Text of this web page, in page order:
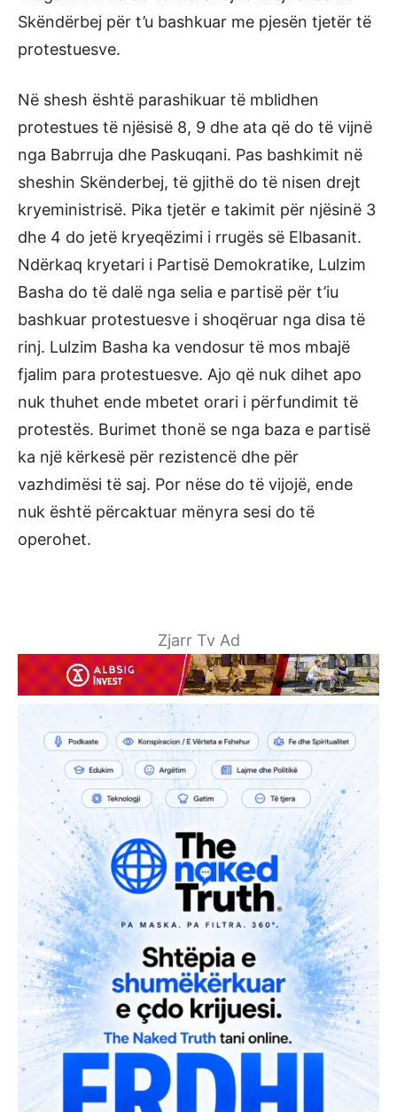
Skëndërbej për t’u bashkuar me pjesën tjetër të
protestuesve.
Në shesh është parashikuar të mblidhen
protestues të njësisë 8, 9 dhe ata që do të vijnë
nga Babrruja dhe Paskuqani. Pas bashkimit në
sheshin Skënderbej, të gjithë do të nisen drejt
kryeministrisë. Pika tjetër e takimit për njësinë 3
dhe 4 do jetë kryeqëzimi i rrugës së Elbasanit.
Ndërkaq kryetari i Partisë Demokratike, Lulzim
Basha do të dalë nga selia e partisë për t’iu
bashkuar protestuesve i shoqëruar nga disa të
rinj. Lulzim Basha ka vendosur të mos mbajë
fjalim para protestuesve. Ajo që nuk dihet apo
nuk thuhet ende mbetet orari i përfundimit të
protestës. Burimet thonë se nga baza e partisë
ka një kërkesë për rezistencë dhe për
vazhdimësi të saj. Por nëse do të vijojë, ende
nuk është përcaktuar mënyra sesi do të
operohet.
Zjarr Tv Ad